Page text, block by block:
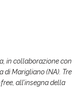
in collaborazione con
di Marigliano (NA). Tre
all’insegna della